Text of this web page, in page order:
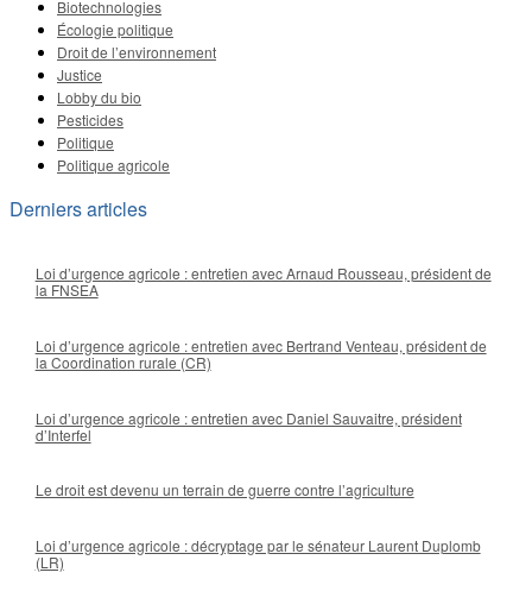
Biotechnologies
Écologie politique
Droit de l’environnement
Justice
Lobby du bio
Pesticides
Politique
Politique agricole
Derniers articles
Loi d’urgence agricole : entretien avec Arnaud Rousseau, président de
la FNSEA
Loi d’urgence agricole : entretien avec Bertrand Venteau, président de
la Coordination rurale (CR)
Loi d’urgence agricole : entretien avec Daniel Sauvaitre, président
d’Interfel
Le droit est devenu un terrain de guerre contre l’agriculture
Loi d’urgence agricole : décryptage par le sénateur Laurent Duplomb
(LR)